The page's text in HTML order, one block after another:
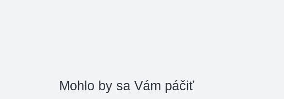
Mohlo by sa Vám páčiť